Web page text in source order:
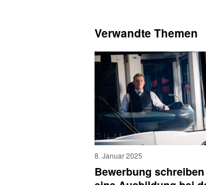
Verwandte Themen
8. Januar 2025
Bewerbung